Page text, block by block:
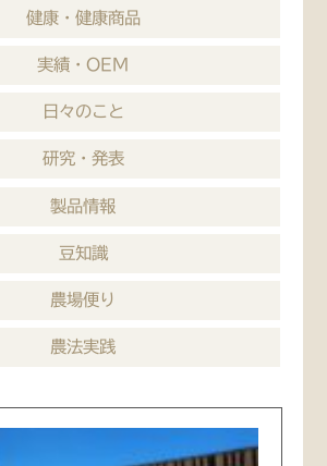
健康・健康商品
実績・OEM
日々のこと
研究・発表
製品情報
豆知識
農場便り
農法実践